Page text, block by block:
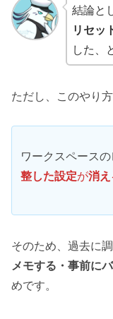
結論と
リセッ
した、
ただし、このやり方
ワークスペースの
整した設定が消え
そのため、過去に
メモする・事前に
めです。